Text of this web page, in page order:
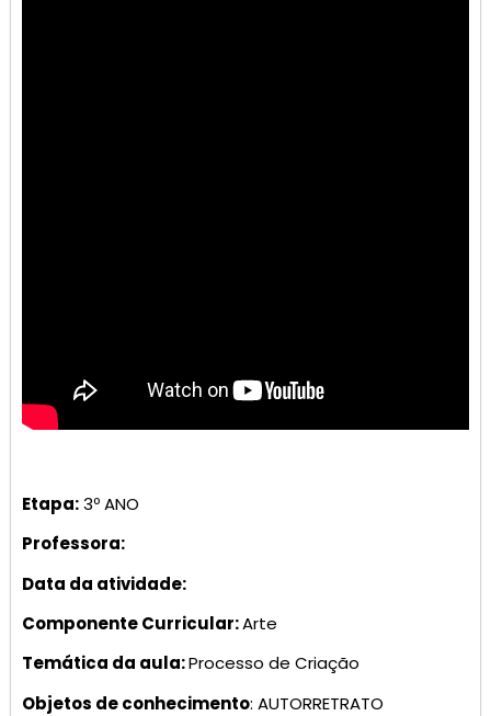
Etapa:3º ANO
Professora:
Data da atividade:
Componente Curricular:Arte
Temática da aula:Processo de Criação
Objetos de conhecimento: AUTORRETRATO